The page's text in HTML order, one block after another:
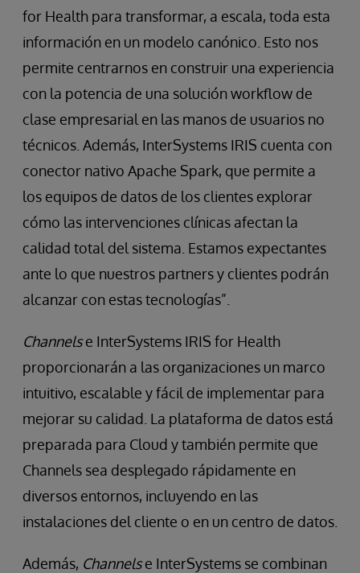
for Health para transformar, a escala, toda esta
información en un modelo canónico. Esto nos
permite centrarnos en construir una experiencia
con la potencia de una solución workflow de
clase empresarial en las manos de usuarios no
técnicos. Además, InterSystems IRIS cuenta con
conector nativo Apache Spark, que permite a
los equipos de datos de los clientes explorar
cómo las intervenciones clínicas afectan la
calidad total del sistema. Estamos expectantes
ante lo que nuestros partners y clientes podrán
alcanzar con estas tecnologías”.
Channelse InterSystems IRIS for Health
proporcionarán a las organizaciones un marco
intuitivo, escalable y fácil de implementar para
mejorar su calidad. La plataforma de datos está
preparada para Cloud y también permite que
Channels sea desplegado rápidamente en
diversos entornos, incluyendo en las
instalaciones del cliente o en un centro de datos.
Además, Channelse InterSystems se combinan